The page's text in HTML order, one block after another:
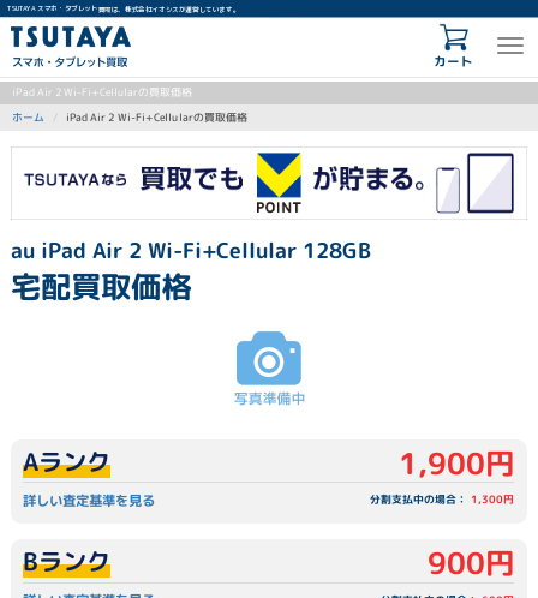
TSUTAYA スマホ・タブレット買取は、株式会社イオシスが運営しています。
カート
iPad Air 2 Wi-Fi+Cellularの買取価格
ホーム iPad Air 2 Wi-Fi+Cellularの買取価格
au iPad Air 2 Wi-Fi+Cellular 128GB
宅配買取価格
詳しい査定基準を見る
Aランク 1,900円
分割支払中の場合： 1,300円
Bランク 900円